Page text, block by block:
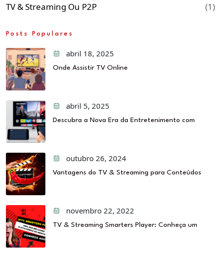
TV & Streaming Ou P2P (1)
Posts Populares
abril 18, 2025
Onde Assistir TV Online
abril 5, 2025
Descubra a Nova Era da Entretenimento com
outubro 26, 2024
Vantagens do TV & Streaming para Conteúdos
novembro 22, 2022
TV & Streaming Smarters Player: Conheça um